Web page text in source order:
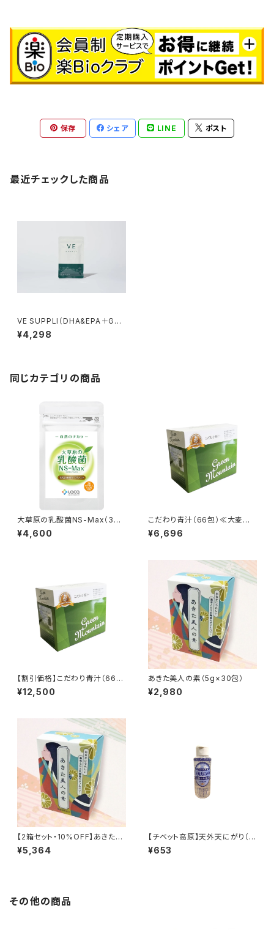
保存 シェア LINE ポスト
最近チェックした商品
VE SUPPLI（DHA&EPA＋GOL
DEN EUGLENA）【90粒（30日
分）】
¥4,298
同じカテゴリの商品
大草原の乳酸菌NS-Max（36
粒） ≪18日分≫
¥4,600
こだわり青汁（66包）≪大麦若
葉・カテキン・ミネラル≫
¥6,696
【割引価格】こだわり青汁（66
包）×2箱セット ≪大麦若葉・カ
テキン・ミネラル≫
¥12,500
あきた美人の素（5g×30包）
¥2,980
【2箱セット・10%OFF】あきた美
人の素（5g×30包）×2箱
¥5,364
【チベット高原】天外天にがり（1
00ml）※麦飯石水使用
¥653
その他の商品